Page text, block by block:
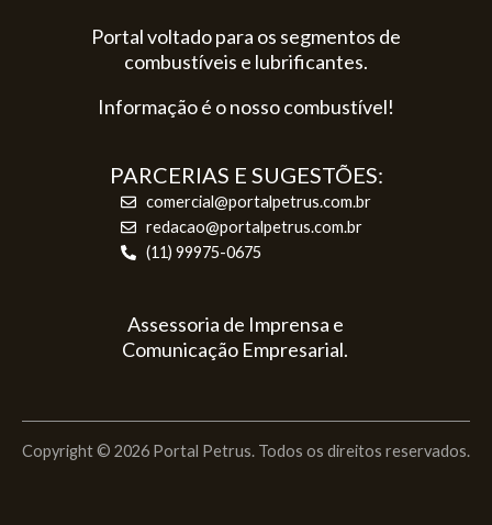
Portal voltado para os segmentos de
combustíveis e lubrificantes.
Informação é o nosso combustível!
PARCERIAS E SUGESTÕES:
comercial@portalpetrus.com.br
redacao@portalpetrus.com.br
(11) 99975-0675
Assessoria de Imprensa e
Comunicação Empresarial.
Copyright © 2026 Portal Petrus. Todos os direitos reservados.